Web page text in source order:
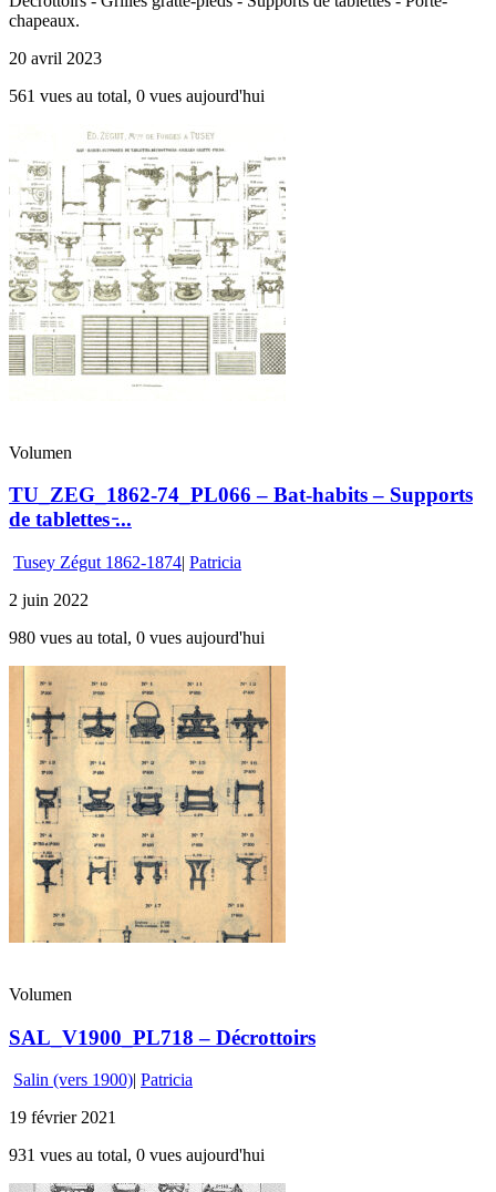
chapeaux.
20 avril 2023
561 vues au total, 0 vues aujourd'hui
Volumen
TU_ZEG_1862-74_PL066 – Bat-habits – Supports
de tablettes ̵...
Tusey Zégut 1862-1874| Patricia
2 juin 2022
980 vues au total, 0 vues aujourd'hui
Volumen
SAL_V1900_PL718 – Décrottoirs
Salin (vers 1900)| Patricia
19 février 2021
931 vues au total, 0 vues aujourd'hui